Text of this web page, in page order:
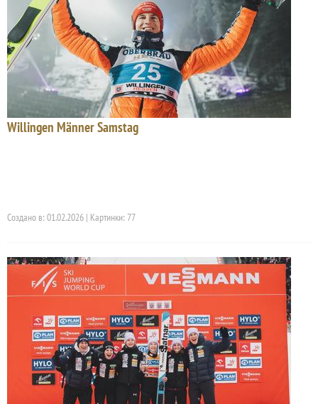
Willingen Männer Samstag
Создано в: 01.02.2026 | Картинки: 77